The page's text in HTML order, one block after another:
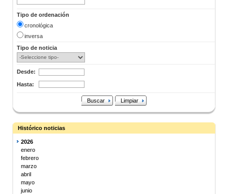
Tipo de ordenación
cronológica
inversa
Tipo de noticia
Desde:
Hasta:
Buscar Limpiar
Histórico noticias
2026
enero
febrero
marzo
abril
mayo
junio